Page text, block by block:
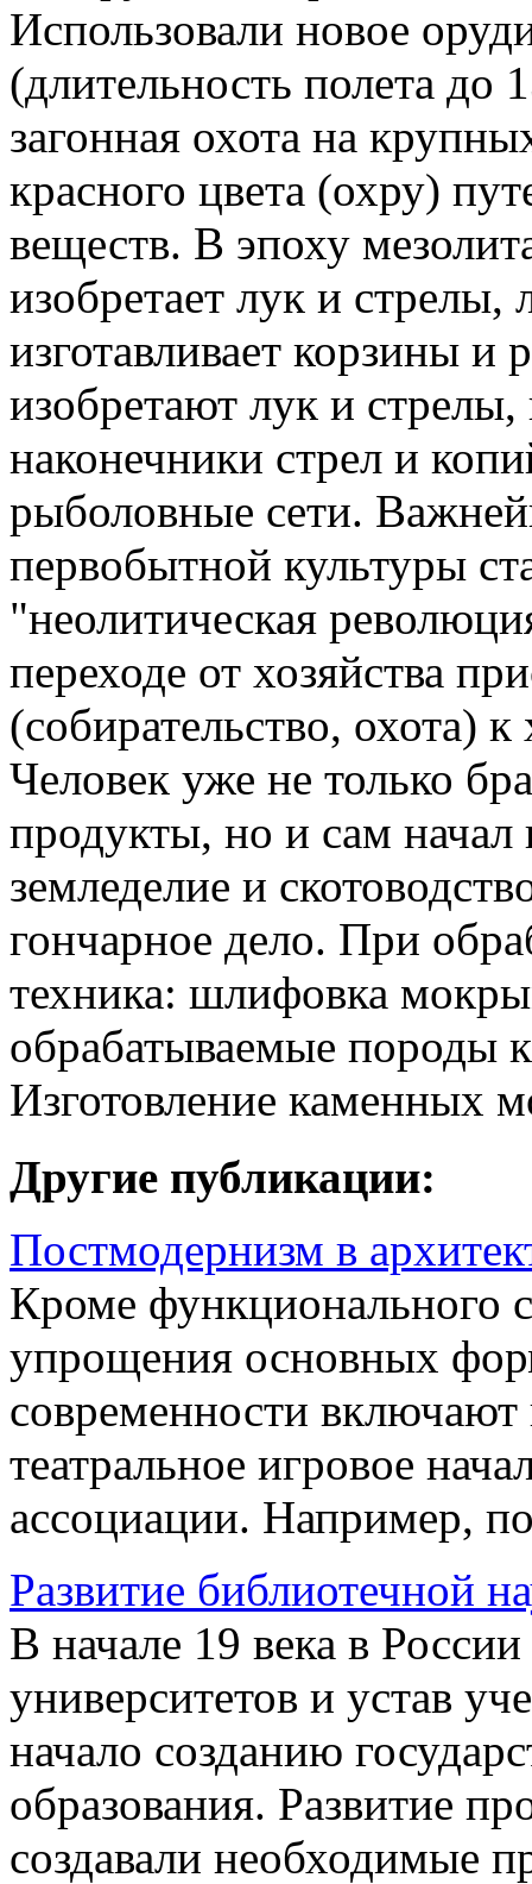
Использовали новое
(длительность полета до
загонная охота на
красного цвета (охру)
веществ. В эпоху
изобретает лук и стрелы,
изготавливает корзины
изобретают лук и
наконечники стрел и
рыболовные сети.
первобытной культуры
"неолитическая
переходе от хозяйства
(собирательство, охота)
Человек уже не только
продукты, но и сам начал
земледелие и
гончарное дело. При
техника: шлифовка
обрабатываемые породы
Изготовление каменных
Другие публикации:
Постмодернизм в
Кроме функционального
упрощения основных
современности
театральное игровое
ассоциации. Например,
Развитие библиотечной
В начале 19 века в
университетов и устав
начало созданию
образования. Развитие
создавали необходимые